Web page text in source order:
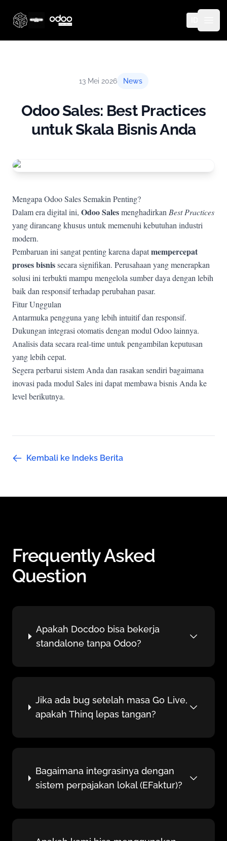
Thinq Technology
13 Mei 2026 News
Odoo Sales: Best Practices
untuk Skala Bisnis Anda
Mengapa Odoo Sales Semakin Penting?
Dalam era digital ini, Odoo Salesmenghadirkan Best Practices
yang dirancang khusus untuk memenuhi kebutuhan industri
modern.
Pembaruan ini sangat penting karena dapatmempercepat
proses bisnissecara signifikan. Perusahaan yang menerapkan
solusi ini terbukti mampu mengelola sumber daya dengan lebih
baik dan responsif terhadap perubahan pasar.
Fitur Unggulan
Antarmuka pengguna yang lebih intuitif dan responsif.
Dukungan integrasi otomatis dengan modul Odoo lainnya.
Analisis data secara real-time untuk pengambilan keputusan
yang lebih cepat.
Segera perbarui sistem Anda dan rasakan sendiri bagaimana
inovasi pada modul Sales ini dapat membawa bisnis Anda ke
level berikutnya.
Kembali ke Indeks Berita
Frequently Asked
Question
Apakah Docdoo bisa bekerja
standalone tanpa Odoo?
Jika ada bug setelah masa Go Live,
apakah Thinq lepas tangan?
Bagaimana integrasinya dengan
sistem perpajakan lokal (EFaktur)?